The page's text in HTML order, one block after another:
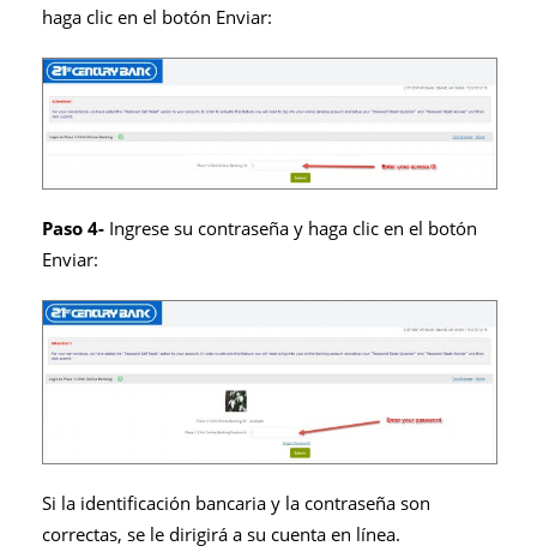
haga clic en el botón Enviar:
Paso 4- Ingrese su contraseña y haga clic en el botón
Enviar:
Si la identificación bancaria y la contraseña son
correctas, se le dirigirá a su cuenta en línea.